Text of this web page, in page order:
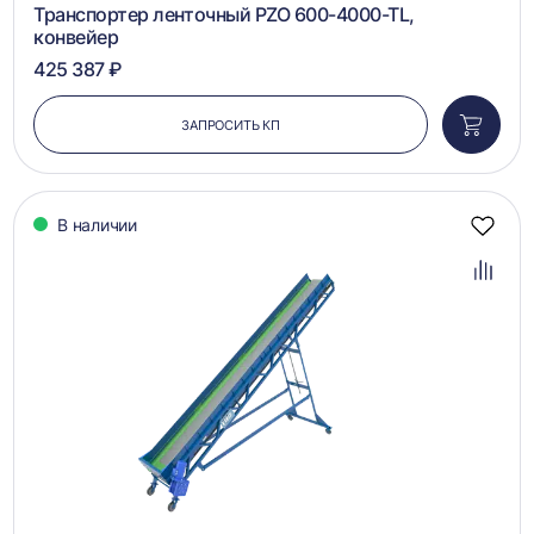
Транспортер ленточный PZO 600-4000-TL,
конвейер
425 387 ₽
ЗАПРОСИТЬ КП
в
В наличии